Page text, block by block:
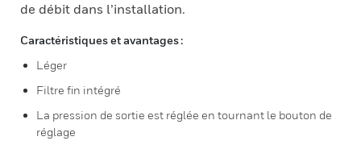
de débit dans l’installation.
Caractéristiques et avantages :
Léger
Filtre fin intégré
La pression de sortie est réglée en tournant le bouton de
réglage